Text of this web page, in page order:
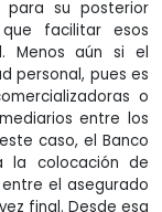
su posterior
facilitar esos
Menos aún si el
personal, pues es
o
entre los
caso, el Banco
la colocación de
el asegurado
final. Desde esa